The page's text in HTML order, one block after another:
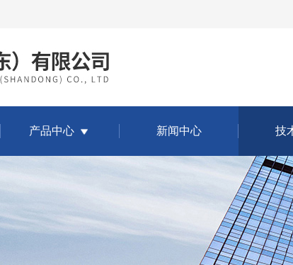
产品中心 新闻中心 技